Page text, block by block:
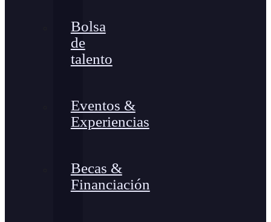
Bolsa
de
talento
Eventos &
Experiencias
Becas &
Financiación